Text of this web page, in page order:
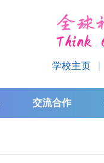
学校主页
交流合作